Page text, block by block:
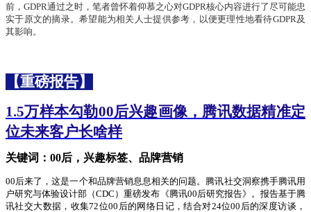
前，GDPR通过之时，笔者曾怀着仰慕之心对GDPR核心内容进行了尽可能忠
实于原文的摘录。希望能为相关人士提供参考，以便更理性地看待GDPR及
其影响。
【重磅报告】
1.5万样本勾勒00后兴趣画像，腾讯数据精准定
位未来客户长啥样
关键词： 00后，兴趣标签、品牌营销
00后来了，这是一个和品牌营销息息相关的问题。腾讯社交洞察携手腾讯用
户研究与体验设计部（CDC）重磅发布《腾讯00后研究报告》。报告基于腾
讯社交大数据，收集72位00后的网络日记，结合对24位00后的深度访谈，